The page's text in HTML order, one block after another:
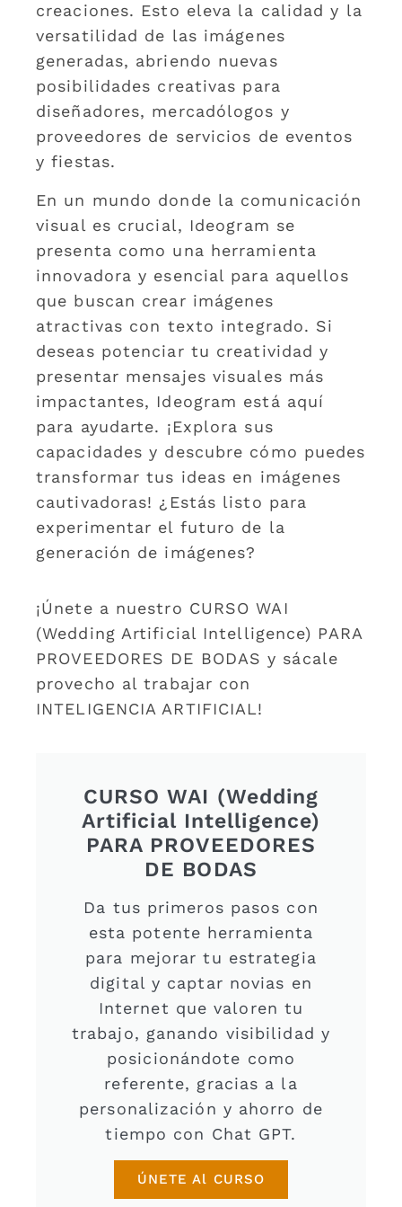
creaciones. Esto eleva la calidad y la
versatilidad de las imágenes
generadas, abriendo nuevas
posibilidades creativas para
diseñadores, mercadólogos y
proveedores de servicios de eventos
y fiestas.
En un mundo donde la comunicación
visual es crucial, Ideogram se
presenta como una herramienta
innovadora y esencial para aquellos
que buscan crear imágenes
atractivas con texto integrado. Si
deseas potenciar tu creatividad y
presentar mensajes visuales más
impactantes, Ideogram está aquí
para ayudarte. ¡Explora sus
capacidades y descubre cómo puedes
transformar tus ideas en imágenes
cautivadoras! ¿Estás listo para
experimentar el futuro de la
generación de imágenes?
¡Únete a nuestro CURSO WAI
(Wedding Artificial Intelligence) PARA
PROVEEDORES DE BODAS y sácale
provecho al trabajar con
INTELIGENCIA ARTIFICIAL!
CURSO WAI (Wedding
Artificial Intelligence)
PARA PROVEEDORES
DE BODAS
Da tus primeros pasos con
esta potente herramienta
para mejorar tu estrategia
digital y captar novias en
Internet que valoren tu
trabajo, ganando visibilidad y
posicionándote como
referente, gracias a la
personalización y ahorro de
tiempo con Chat GPT.
ÚNETE Al CURSO